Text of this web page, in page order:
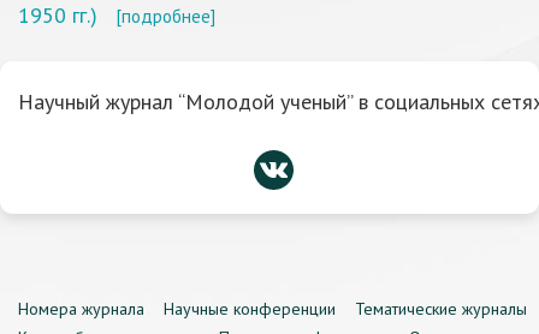
1950 гг.)
[подробнее]
Научный журнал “Молодой ученый” в социальных
Номера журнала Научные конференции
Тематические журналы